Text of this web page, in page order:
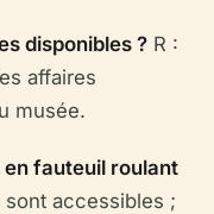
disponibles ? R :
affaires
musée.
en fauteuil roulant
sont accessibles ;